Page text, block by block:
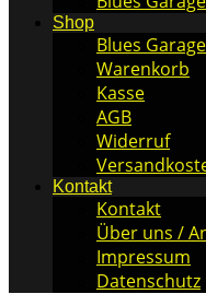
Shop
Blues
Warenkorb
Kasse
AGB
Widerruf
Kontakt
Kontakt
Über uns /
Impressum
Datenschutz